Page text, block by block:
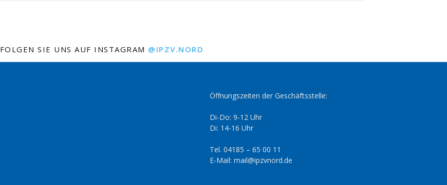
FOLGEN SIE UNS AUF INSTAGRAM @IPZV.NORD
Öffnungszeiten der Geschäftsstelle:
Di-Do: 9-12 Uhr
Di: 14-16 Uhr
Tel. 04185 – 65 00 11
E-Mail: mail@ipzvnord.de